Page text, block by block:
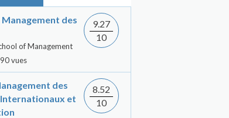
des
of Management
vues
9.27
10
des
et
8.52
10